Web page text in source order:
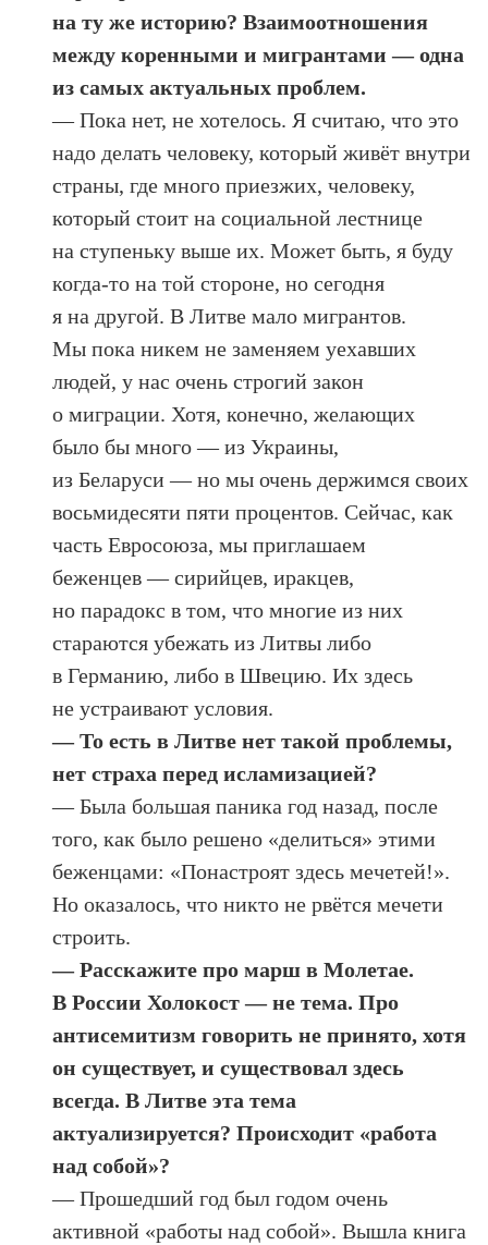
на ту же историю? Взаимоотношения
между коренными и мигрантами — одна
из самых актуальных проблем.
— Пока нет, не хотелось. Я считаю, что это
надо делать человеку, который живёт внутри
страны, где много приезжих, человеку,
который стоит на социальной лестнице
на ступеньку выше их. Может быть, я буду
когда-то на той стороне, но сегодня
я на другой. В Литве мало мигрантов.
Мы пока никем не заменяем уехавших
людей, у нас очень строгий закон
о миграции. Хотя, конечно, желающих
было бы много — из Украины,
из Беларуси — но мы очень держимся своих
восьмидесяти пяти процентов. Сейчас, как
часть Евросоюза, мы приглашаем
беженцев — сирийцев, иракцев,
но парадокс в том, что многие из них
стараются убежать из Литвы либо
в Германию, либо в Швецию. Их здесь
не устраивают условия.
— То есть в Литве нет такой проблемы,
нет страха перед исламизацией?
— Была большая паника год назад, после
того, как было решено «делиться» этими
беженцами: «Понастроят здесь мечетей!».
Но оказалось, что никто не рвётся мечети
строить.
— Расскажите про марш в Молетае.
В России Холокост — не тема. Про
антисемитизм говорить не принято, хотя
он существует, и существовал здесь
всегда. В Литве эта тема
актуализируется? Происходит «работа
над собой»?
— Прошедший год был годом очень
активной «работы над собой». Вышла книга